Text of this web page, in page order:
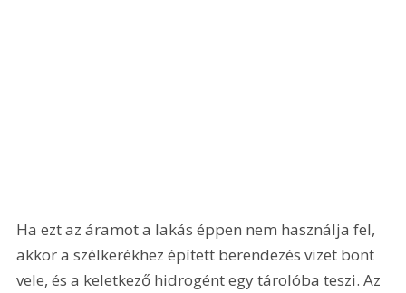
Ha ezt az áramot a lakás éppen nem használja fel,
akkor a szélkerékhez épített berendezés vizet bont
vele, és a keletkező hidrogént egy tárolóba teszi. Az